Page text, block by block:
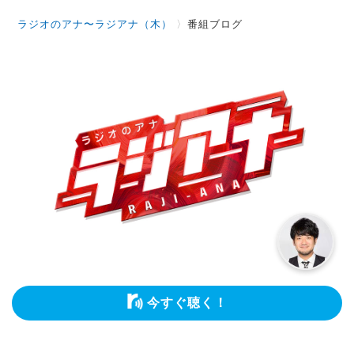
ラジオのアナ〜ラジアナ（木） 〉番組ブログ
今すぐ聴く！